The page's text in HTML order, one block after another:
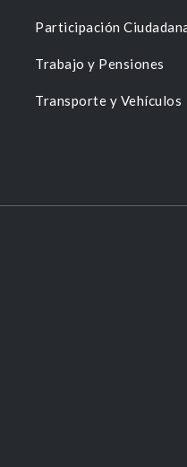
Participación
Trabajo y Pensiones
Transporte y Vehículos